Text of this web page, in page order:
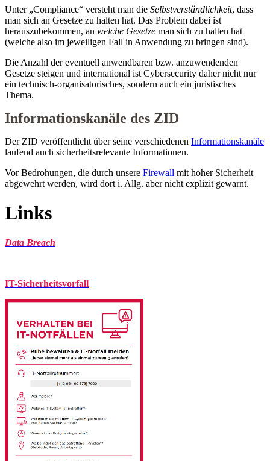
Unter „Compliance“ versteht man die Selbstverständlichkeit, dass
man sich an Gesetze zu halten hat. Das Problem dabei ist
herauszubekommen, an welche Gesetze man sich zu halten hat
(welche also im jeweiligen Fall in Anwendung zu bringen sind).
Die Anzahl der eventuell anwendbaren bzw. anzuwendenden
Gesetze steigen und international ist Cybersecurity daher nicht nur
ein technisch-organisatorisches, sondern auch ein juristisches
Thema.
Informationskanäle des ZID
Der ZID veröffentlicht über seine verschiedenen Informationskanäle
laufend auch sicherheitsrelevante Informationen.
Vor Bedrohungen, die durch unsere Firewall mit hoher Sicherheit
abgewehrt werden, wird dort i. Allg. aber nicht explizit gewarnt.
Links
Data Breach
IT-Sicherheitsvorfall